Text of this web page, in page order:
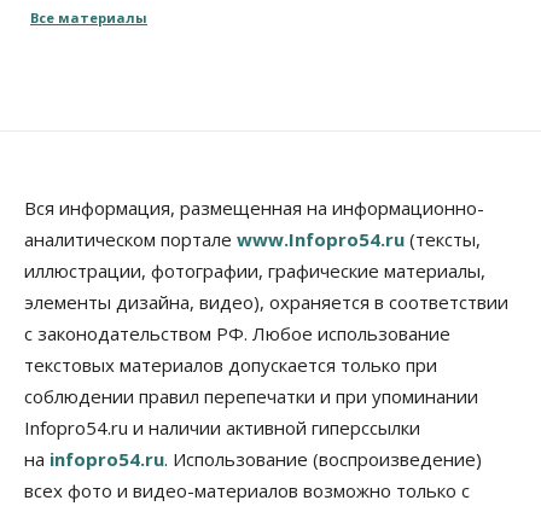
10 Августа 2026, 14:00
Антон Рехтин: Вместе строим будущее
Бизнес Общество
Цены в ресторанах Новосибирска выросли на 8%
10 Августа 2026, 13:00
Духовная и медицинская помощь: корабль-
церковь посетит 50 поселений Новосибирской
области
10 Августа 2026, 12:15
Все материалы
Вся информация, размещенная на информационно-
аналитическом портале www.Infopro54.ru (тексты,
иллюстрации, фотографии, графические материалы,
элементы дизайна, видео), охраняется в соответствии
с законодательством РФ. Любое использование
текстовых материалов допускается только при
соблюдении правил перепечатки и при упоминании
Infopro54.ru и наличии активной гиперссылки
на infopro54.ru. Использование (воспроизведение)
всех фото и видео-материалов возможно только с